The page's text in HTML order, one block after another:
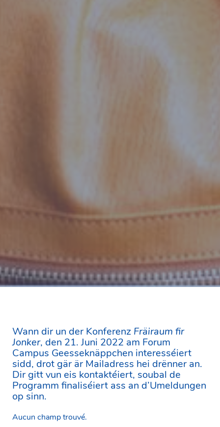
Wann dir un der Konferenz Fräiraum fir
Jonker, den 21. Juni 2022 am Forum
Campus Geesseknäppchen interesséiert
sidd, drot gär är Mailadress hei drënner an.
Dir gitt vun eis kontaktéiert, soubal de
Programm finaliséiert ass an d’Umeldungen
op sinn.
Aucun champ trouvé.